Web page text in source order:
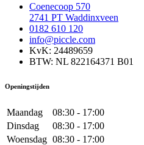
Coenecoop 570
2741 PT Waddinxveen
0182 610 120
info@piccle.com
KvK: 24489659
BTW: NL 822164371 B01
Openingstijden
Maandag
08:30 - 17:00
Dinsdag
08:30 - 17:00
Woensdag 08:30 - 17:00